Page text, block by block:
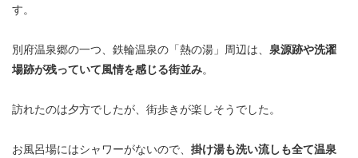
す。
別府温泉郷の一つ、鉄輪温泉の「熱の湯」周辺は、 泉源跡や洗濯
場跡が残っていて風情を感じる街並み。
訪れたのは夕方でしたが、街歩きが楽しそうでした。
お風呂場にはシャワーがないので、 掛け湯も洗い流しも全て温泉